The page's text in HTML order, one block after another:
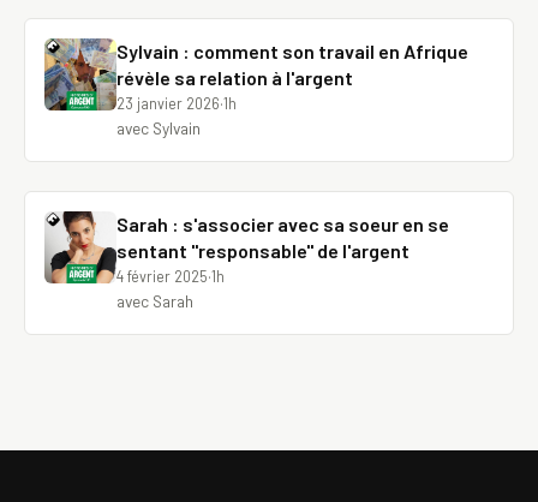
Sylvain : comment son travail en Afrique
révèle sa relation à l'argent
23 janvier 2026·1h
avec Sylvain
Sarah : s'associer avec sa soeur en se
sentant "responsable" de l'argent
4 février 2025·1h
avec Sarah